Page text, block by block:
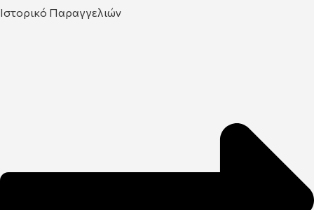
Ιστορικό Παραγγελιών